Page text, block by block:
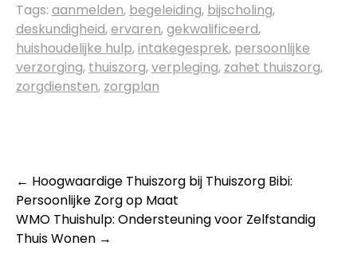
Tags: aanmelden, begeleiding, bijscholing,
deskundigheid,ervaren,gekwalificeerd,
huishoudelijke hulp,intakegesprek, persoonlijke
verzorging, thuiszorg,verpleging, zahet thuiszorg,
zorgdiensten, zorgplan
Post
navigation
← Hoogwaardige Thuiszorg bij Thuiszorg Bibi:
Persoonlijke Zorg op Maat
WMO Thuishulp: Ondersteuning voor Zelfstandig
Thuis Wonen →